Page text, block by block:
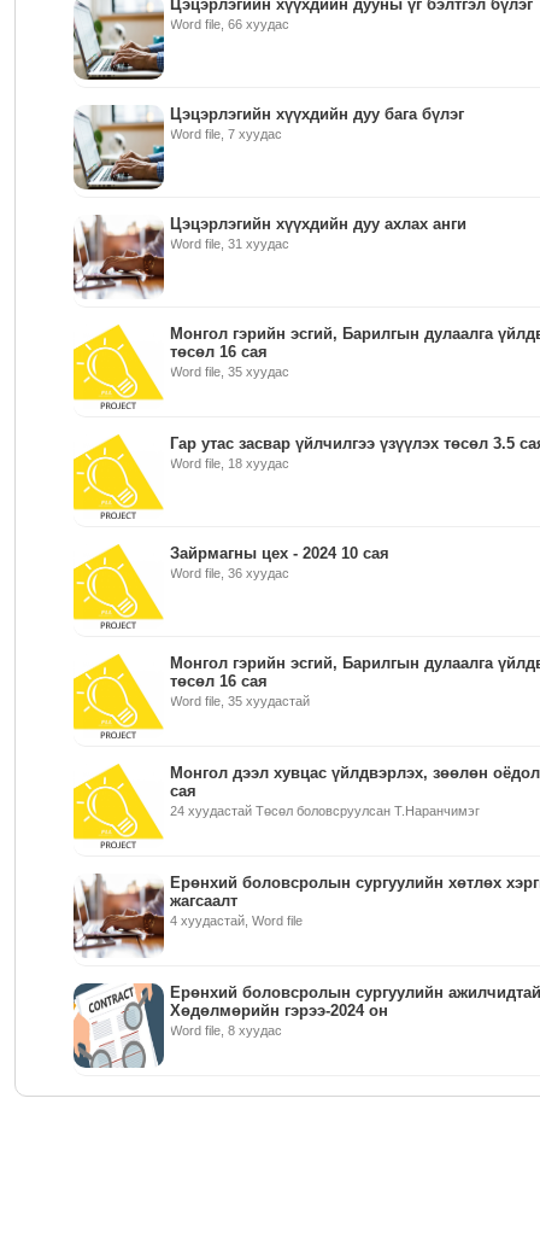
Цэцэрлэгийн хүүхдийн дууны үг бэлтгэл бүлэг
Word file, 66 хуудас
Цэцэрлэгийн хүүхдийн дуу бага бүлэг
Word file, 7 хуудас
Цэцэрлэгийн хүүхдийн дуу ахлах анги
Word file, 31 хуудас
Монгол гэрийн эсгий, Барилгын дулаалга
төсөл 16 сая
Word file, 35 хуудас
Гар утас засвар үйлчилгээ үзүүлэх төсөл 3.5
Word file, 18 хуудас
Зайрмагны цех - 2024 10 сая
Word file, 36 хуудас
Монгол гэрийн эсгий, Барилгын дулаалга
төсөл 16 сая
Word file, 35 хуудастай
Монгол дээл хувцас үйлдвэрлэх, зөөлөн
сая
24 хуудастай Төсөл боловсруулсан Т.Наранчимэг
Ерөнхий боловсролын сургуулийн хөтлөх
жагсаалт
4 хуудастай, Word file
Ерөнхий боловсролын сургуулийн ажилчидтай
Хөдөлмөрийн гэрээ-2024 он
Word file, 8 хуудас